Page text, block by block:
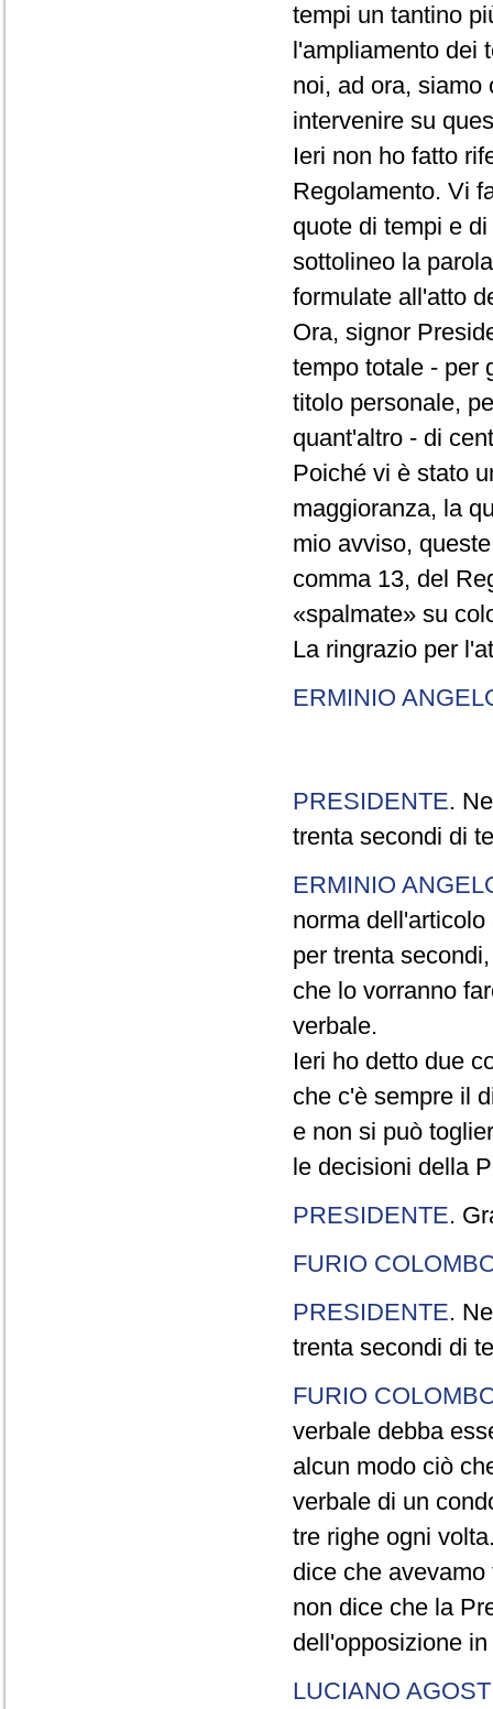
tempi un tantino
l'ampliamento dei
noi, ad ora, siamo
intervenire su
Ieri non ho fatto
Regolamento. Vi
quote di tempi e
sottolineo la
formulate all'atto
Ora, signor
tempo totale - per
titolo personale,
quant'altro - di
Poiché vi è stato
maggioranza, la
mio avviso,
comma 13, del
«spalmate» su
La ringrazio per
ERMINIO
PRESIDENTE.
trenta secondi di
ERMINIO
norma
per trenta
che lo vorranno
verbale.
Ieri ho detto due
che c'è sempre il
e non si può
le decisioni della
PRESIDENTE.
FURIO
PRESIDENTE.
trenta secondi di
FURIO
verbale debba
alcun modo ciò
verbale di un
tre righe ogni
dice che
non dice che la
dell'opposizione
LUCIANO